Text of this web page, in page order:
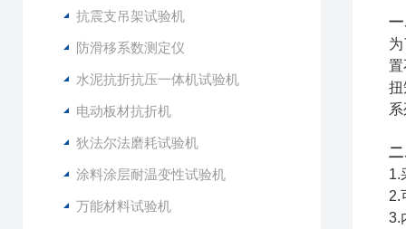
抗震支吊架试验机
防滑移系数测定仪
水泥抗折抗压一体机试验机
电动板材抗折机
狄法尔法磨耗试验机
涂料涂层耐温变性试验机
万能材料试验机
一
置
扭
二
1.
2.
3.